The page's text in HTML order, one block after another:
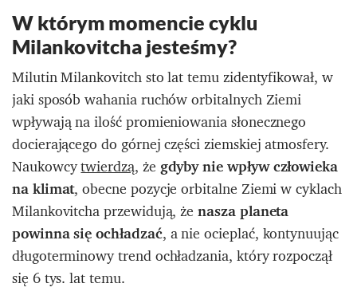
W którym momencie cyklu
Milankovitcha jesteśmy?
Milutin Milankovitch sto lat temu zidentyfikował, w
jaki sposób wahania ruchów orbitalnych Ziemi
wpływają na ilość promieniowania słonecznego
docierającego do górnej części ziemskiej atmosfery.
Naukowcytwierdzą, żegdyby niewpływ człowieka
na klimat, obecne pozycje orbitalne Ziemi w cyklach
Milankovitcha przewidują, żenasza planeta
powinna się ochładzać, a nie ocieplać, kontynuując
długoterminowy trend ochładzania, który rozpoczął
się 6 tys. lat temu.